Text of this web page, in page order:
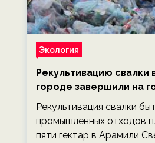
Экология
Рекультивацию свалки
городе завершили на
планируемого срока —
экологии на ECOportal
Рекультивация свалки
промышленных отходов
пяти гектар в Арамили